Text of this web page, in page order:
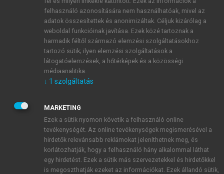
1 óra díjmentes hozzáférés
E-MAIL-CÍM
JELSZÓ
JELSZÓ ÚJRA
felhasználó azonosítására nem használhatóak, mivel az
adatok összesítettek és anonimizáltak. Céljuk kizárólag a
weboldal funkcióinak javítása. Ezek közé tartoznak a
harmadik féltől származó elemzési szolgáltatásokhoz
tartozó sütik; ilyen elemzési szolgáltatások a
látogatóelemzések, a hőtérképek és a közösségi
médiaanalitika.
↓ 1 szolgáltatás
MARKETING
Ezek a sütik nyomon követik a felhasználó online
tevékenységét. Az online tevékenységek megismerésével a
hirdetők relevánsabb reklámokat jeleníthetnek meg, és
korlátozhatják, hogy a felhasználó hány alkalommal láthat
egy hirdetést. Ezek a sütik más szervezetekkel és hirdetőkkel
is megoszthatják ezeket az információkat. Ezek állandó sütik,